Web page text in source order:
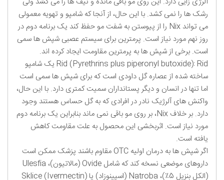
رشک ها را نمی کشد. با این حال، از آنجا که شامپو و تهویه معمولی
می تواند Nix را از پیوستن به شفت مو حفظ کند یک برنامه دوم در
روز نهم مورد نیاز است. پرمترین برای سیستم عصبی شپش ها سمی
است. برخی از شپش ها به پرمترین مقاومت ایجاد کرده اند.
Rid (Pyrethrins plus piperonyl butoxide): Rid یک شامپو
ساخته شده از عصاره گل داودی است که برای شپش ها سمی است
اما تنها در انسان و دیگر پستانداران سمیت کمتری دارد. با این حال،
واکنش های آلرژیک نادر در افرادی که به گل حساس هستند وجود
دارد. بر خلاف Nix، بر روی مو باقی نمی ماند بنابراین یک برنامه دوم
مورد نیاز است. اثربخشی این محصول به علت مقاومت کاهش
یافته است.
اگر شپش ها به درمان اولیه OTC مقاوم باشند پزشک ممکن است
داروهای موضعی نسخه کند که شامل Ovide (مالاتیون)، Ulesfia
(الکل بنزیل 5٪)، Natroba (اسپینوزاد) یا Sklice (Ivermectin)